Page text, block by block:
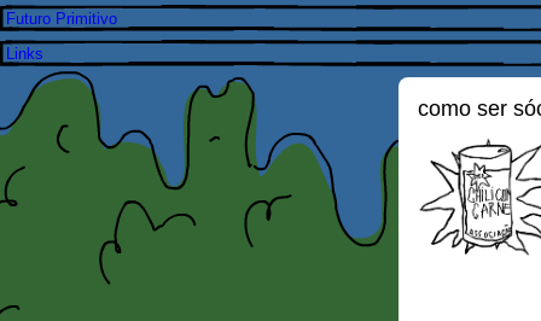
Futuro Primitivo
Links
como ser